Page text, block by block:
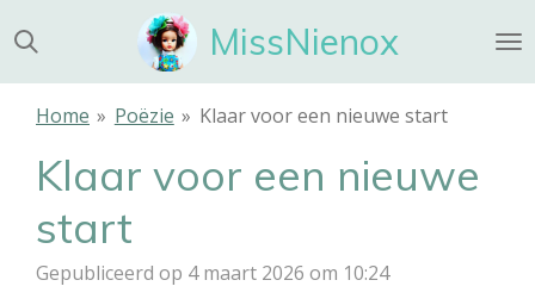
direct
naar
MissNienox
Home » Poëzie » Klaar voor een nieuwe start
Klaar voor een nieuwe
start
Gepubliceerd op 4 maart 2026 om 10:24